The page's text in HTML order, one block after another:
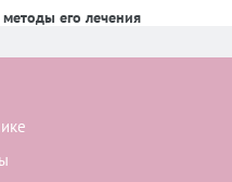
методы его лечения